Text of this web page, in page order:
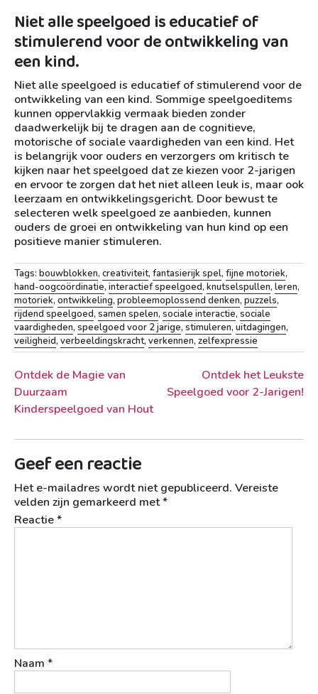
Niet alle speelgoed is educatief of
stimulerend voor de ontwikkeling van
een kind.
Niet alle speelgoed is educatief of stimulerend voor de
ontwikkeling van een kind. Sommige speelgoeditems
kunnen oppervlakkig vermaak bieden zonder
daadwerkelijk bij te dragen aan de cognitieve,
motorische of sociale vaardigheden van een kind. Het
is belangrijk voor ouders en verzorgers om kritisch te
kijken naar het speelgoed dat ze kiezen voor 2-jarigen
en ervoor te zorgen dat het niet alleen leuk is, maar ook
leerzaam en ontwikkelingsgericht. Door bewust te
selecteren welk speelgoed ze aanbieden, kunnen
ouders de groei en ontwikkeling van hun kind op een
positieve manier stimuleren.
Tags: bouwblokken, creativiteit, fantasierijk spel, fijne motoriek,
hand-oogcoördinatie, interactief speelgoed, knutselspullen, leren,
motoriek, ontwikkeling, probleemoplossend denken, puzzels,
rijdend speelgoed, samen spelen, sociale interactie, sociale
vaardigheden, speelgoed voor 2 jarige, stimuleren, uitdagingen,
veiligheid, verbeeldingskracht, verkennen, zelfexpressie
Berichtnavigatie
Ontdek de Magie van
Duurzaam
Kinderspeelgoed van Hout
Ontdek het Leukste
Speelgoed voor 2-Jarigen!
Geef een reactie
Het e-mailadres wordt niet gepubliceerd. Vereiste
velden zijn gemarkeerd met*
Reactie*
Naam *